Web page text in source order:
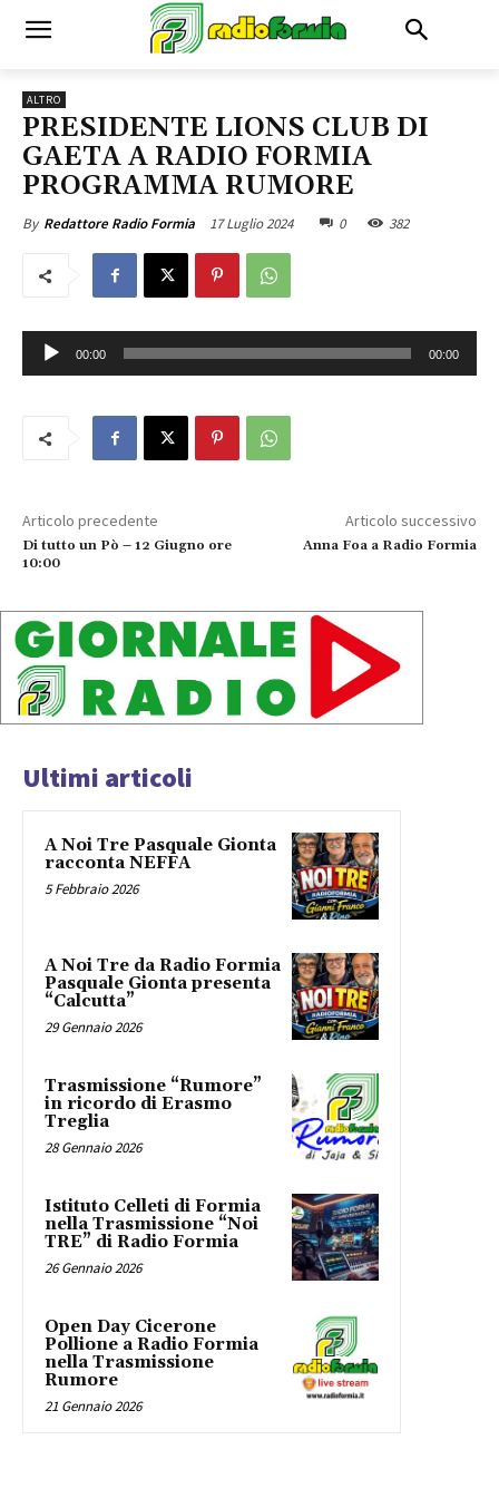
ALTRO
PRESIDENTE LIONS CLUB DI
GAETA A RADIO FORMIA
PROGRAMMA RUMORE
By Redattore Radio Formia 17 Luglio 2024 0 382
u
l
a
y
r
00:00 00:00
Articolo precedente
Di tutto un Pò – 12 Giugno ore
10:00
Articolo successivo
Anna Foa a Radio Formia
Ultimi articoli
A Noi Tre Pasquale Gionta
racconta NEFFA
5 Febbraio 2026
A Noi Tre da Radio Formia
Pasquale Gionta presenta
“Calcutta”
29 Gennaio 2026
Trasmissione “Rumore”
in ricordo di Erasmo
Treglia
28 Gennaio 2026
Istituto Celleti di Formia
nella Trasmissione “Noi
TRE” di Radio Formia
26 Gennaio 2026
Open Day Cicerone
Pollione a Radio Formia
nella Trasmissione
Rumore
21 Gennaio 2026